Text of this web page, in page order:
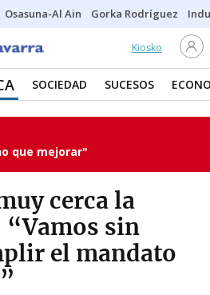
Osasuna-Al Ain Gorka Rodríguez
Kiosko
SOCIEDAD SUCESOS
que mejorar"
cerca la
sin
el mandato